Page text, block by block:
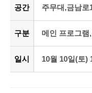
공간 주무대,금남로
구분 메인 프로그램
일시 10월 10일(토)